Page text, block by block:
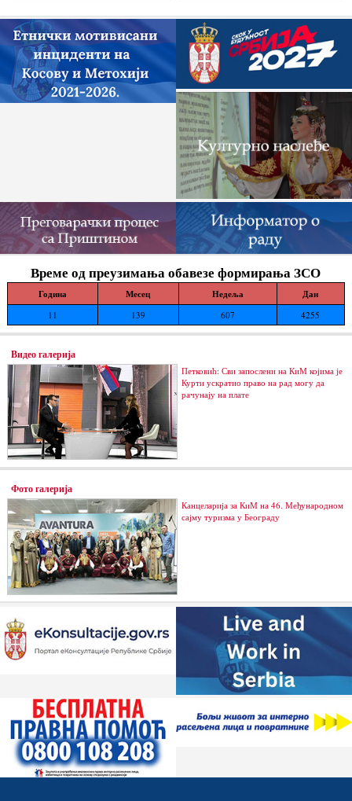
нелегалних грађевинских...
Време од преузимања обавезе формирања ЗСО
Година Месец Недеља Дан
11 139 607 4255
Видео галерија
Петковић: Сви запослени на КиМ којима је
Курти ускратио право на рад могу да
рачунају на плате
Фото галерија
Канцеларија за КиМ на 46. Међународном
сајму туризма у Београду